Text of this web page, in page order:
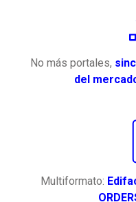
No más portales,
del
Multiformato: